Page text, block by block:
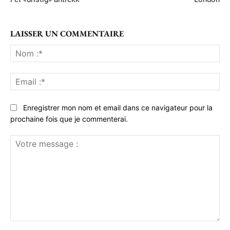
LAISSER UN COMMENTAIRE
:*
:*
Enregistrer mon nom et email dans ce navigateur pour la
prochaine fois que je commenterai.